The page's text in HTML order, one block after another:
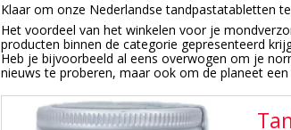
Klaar om onze Nederlandse tandpastatabletten
Het voordeel van het winkelen voor je
producten binnen de categorie gepresenteerd
Heb je bijvoorbeeld al eens overwogen om je
nieuws te proberen, maar ook om de planeet